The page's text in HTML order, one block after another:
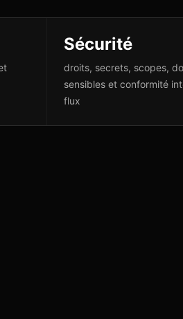
Sécurité
droits, secrets, scopes,
sensibles et conformité
flux